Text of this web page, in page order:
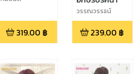
319.00 ฿
วรรณวรรธน์
239.00 ฿